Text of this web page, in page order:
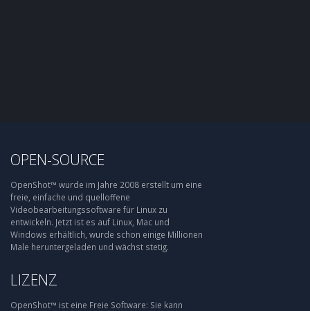
OPEN-SOURCE
OpenShot™ wurde im Jahre 2008 erstellt um eine
freie, einfache und quelloffene
Videobearbeitungssoftware für Linux zu
entwickeln. Jetzt ist es auf Linux, Mac und
Windows erhältlich, wurde schon einige Millionen
Male heruntergeladen und wächst stetig.
LIZENZ
OpenShot™ ist eine Freie Software: Sie kann